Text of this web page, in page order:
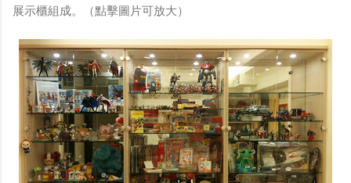
展示櫃組成。（點擊圖片可放大）